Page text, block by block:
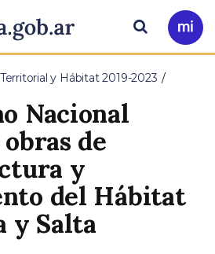
Ir
a
Buscar
y Hábitat 2019-2023
Nacional
de
y
del Hábitat
y Salta